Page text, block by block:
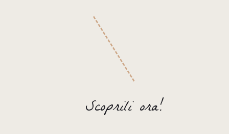
Scoprili ora!